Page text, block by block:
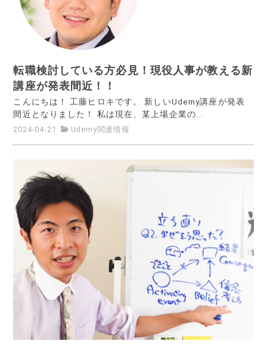
転職検討している方必見！現役人事が教える新
講座が発表間近！！
こんにちは！ 工藤ヒロキです。 新しいUdemy講座が発表
間近となりました！ 私は現在、某上場企業の...
2024-04-21 Udemy関連情報